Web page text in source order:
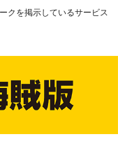
クを掲示しているサービス